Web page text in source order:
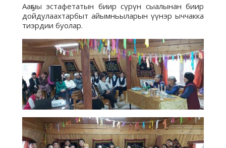
Ааҕыы эстафетатын биир сүрүн сыалынан биир
дойдулаахтарбыт айымньыларын үүнэр ыччакка
тиэрдии буолар.